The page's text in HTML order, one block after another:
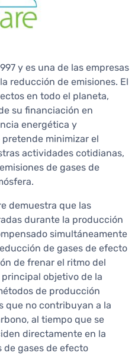
y es una de las empresas
reducción de emisiones. El
en todo el planeta,
su financiación en
energética y
minimizar el
actividades cotidianas,
de gases de
demuestra que las
durante la producción
simultáneamente
de gases de efecto
de frenar el ritmo del
objetivo de la
de producción
que no contribuyan a la
al tiempo que se
directamente en la
de gases de efecto